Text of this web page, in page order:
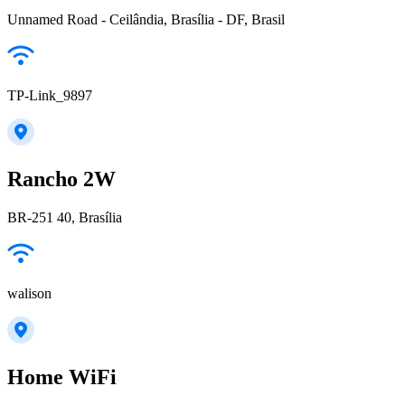
Unnamed Road - Ceilândia, Brasília - DF, Brasil
TP-Link_9897
Rancho 2W
BR-251 40, Brasília
walison
Home WiFi